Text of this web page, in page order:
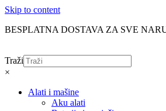
Skip to content
BESPLATNA DOSTAVA ZA SVE
Traži
×
Alati i mašine
Aku alati